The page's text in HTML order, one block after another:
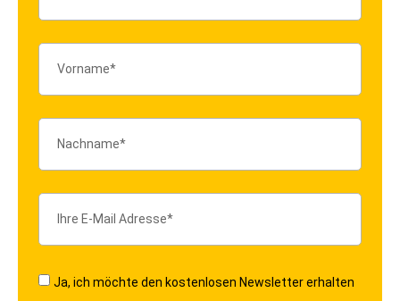
Ja, ich möchte den kostenlosen Newsletter erhalten